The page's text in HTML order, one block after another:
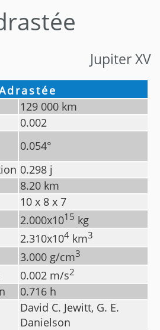
Jupiter XV
129 000 km
0.002
0.054°
0.298 j
8.20 km
10 x 8 x 7
2.000x1015 kg
2.310x104 km3
3.000 g/cm3
0.002 m/s2
0.716 h
David C. Jewitt, G. E.
Danielson